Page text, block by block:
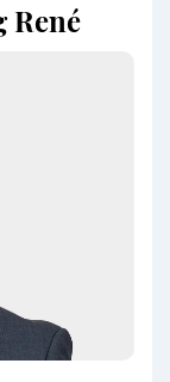
René